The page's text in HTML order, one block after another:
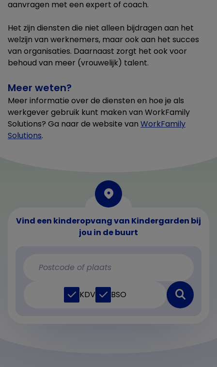
aanvragen met een expert of coach.
Het zijn diensten die niet alleen bijdragen aan het
welzijn van werknemers, maar ook aan het succes
van organisaties. Daarnaast zorgt het ook voor
behoud van meer (vrouwelijk) talent.
Meer weten?
Meer informatie over de diensten en hoe je als
werkgever gebruik kunt maken van WorkFamily
Solutions? Ga naar de website van WorkFamily
Solutions.
Vind een kinderopvang van Kindergarden bij
jou in de buurt
KDV BSO